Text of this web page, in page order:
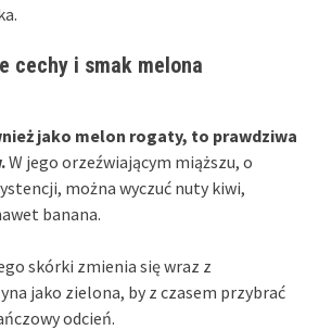
cechy i smak melona
jako melon rogaty, to prawdziwa
W jego orzeźwiającym miąższu, o
można wyczuć nuty kiwi,
banana.
skórki zmienia się wraz z
jako zielona, by z czasem przybrać
odcień.